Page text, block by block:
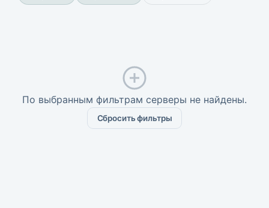
По выбранным фильтрам серверы не найдены.
Сбросить фильтры